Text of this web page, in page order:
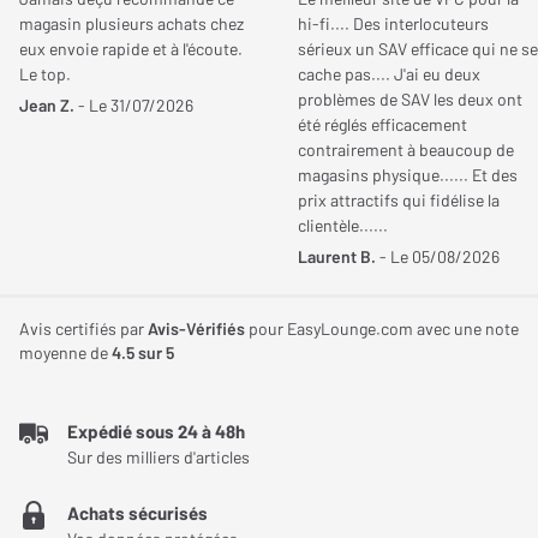
reproduire fidèlement l'ergonomie et l'esthétique d'un véritable
volant de course.
sur mesure
Le Thrustmaster TX Racing Wheel Leather Edition brille par sa
compatibilité étendue avec la Xbox One et le PC, offrant ainsi une
magasin plusieurs achats chez
eux envoie rapide et à l'écoute.
Le top.
Jean Z. - Le 31/07/2026
hi-fi.... Des interlocuteurs
sérieux un SAV efficace qui ne se
cache pas.... J'ai eu deux
problèmes de SAV les deux ont
été réglés efficacement
contrairement à beaucoup de
magasins physique...... Et des
prix attractifs qui fidélise la
clientèle......
Laurent B. - Le 05/08/2026
Avis certifiés parAvis-Vérifiés pour EasyLounge.com avec une note
moyenne de4.5sur 5
Expédié sous 24 à 48h
Sur des milliers d'articles
Achats sécurisés